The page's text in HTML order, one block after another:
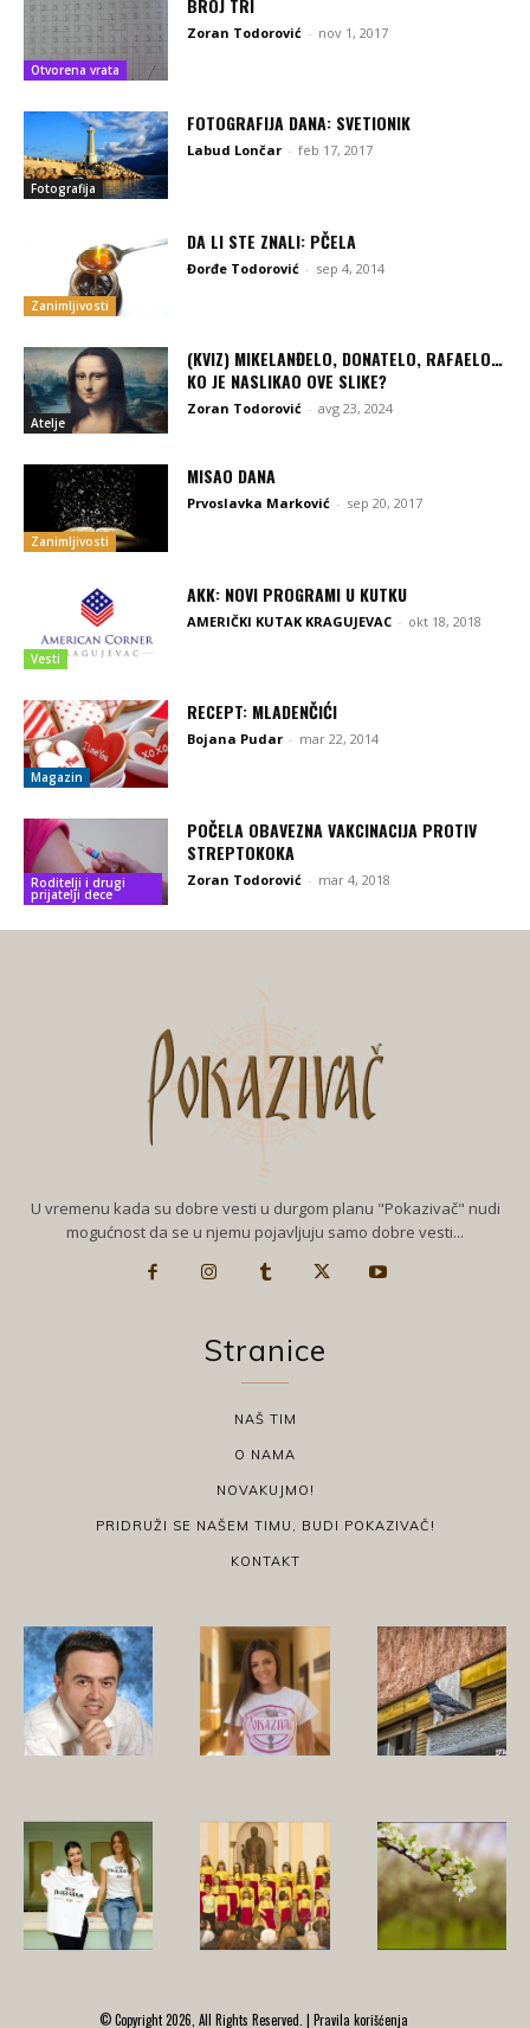
Otvorena vrata
BROJ TRI
Zoran Todorović - nov 1, 2017
Fotografija
FOTOGRAFIJA DANA: SVETIONIK
Labud Lončar - feb 17, 2017
Zanimljivosti
DA LI STE ZNALI: PČELA
Đorđe Todorović - sep 4, 2014
Atelje
(KVIZ) MIKELANĐELO, DONATELO, RAFAELO…
KO JE NASLIKAO OVE SLIKE?
Zoran Todorović - avg 23, 2024
Zanimljivosti
MISAO DANA
Prvoslavka Marković - sep 20, 2017
Vesti
AKK: NOVI PROGRAMI U KUTKU
AMERIČKI KUTAK KRAGUJEVAC - okt 18, 2018
Magazin
RECEPT: MLADENČIĆI
Bojana Pudar - mar 22, 2014
Roditelji i drugi
prijatelji dece
POČELA OBAVEZNA VAKCINACIJA PROTIV
STREPTOKOKA
Zoran Todorović - mar 4, 2018
U vremenu kada su dobre vesti u durgom planu "Pokazivač" nudi
mogućnost da se u njemu pojavljuju samo dobre vesti...
Stranice
NAŠ TIM
O NAMA
NOVAKUJMO!
PRIDRUŽI SE NAŠEM TIMU, BUDI POKAZIVAČ!
KONTAKT
© Copyright 2026, All Rights Reserved. | Pravila korišćenja